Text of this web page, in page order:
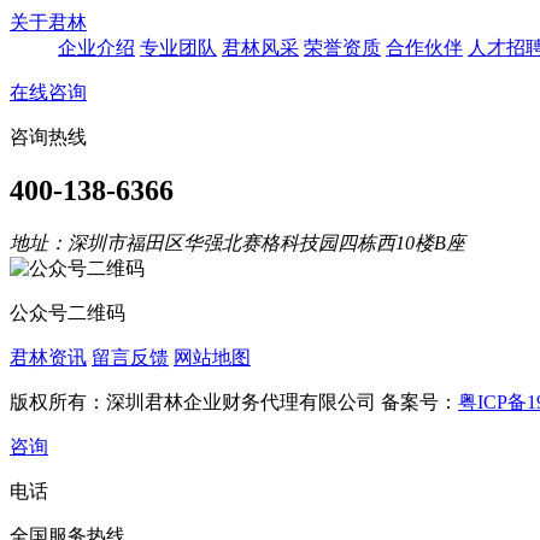
关于君林
企业介绍 专业团队 君林风采 荣誉资质 合作伙伴 人才招
在线咨询
咨询热线
400-138-6366
地址：深圳市福田区华强北赛格科技园四栋西10楼B座
公众号二维码
君林资讯 留言反馈 网站地图
版权所有：深圳君林企业财务代理有限公司 备案号： 粤ICP备
咨询
电话
全国服务热线